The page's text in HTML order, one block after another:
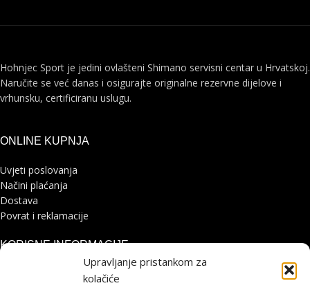
Upravljanje pristankom za
kolačiće
Hohnjec Sport je jedini ovlašteni Shimano servisni centar u Hrvatskoj.
Naručite se već danas i osigurajte originalne rezervne dijelove i
vrhunsku, certificiranu uslugu.
ONLINE KUPNJA
Uvjeti poslovanja
Načini plaćanja
Dostava
Povrat i reklamacije
KORISNE INFORMACIJE
Zaštita osobnih podataka